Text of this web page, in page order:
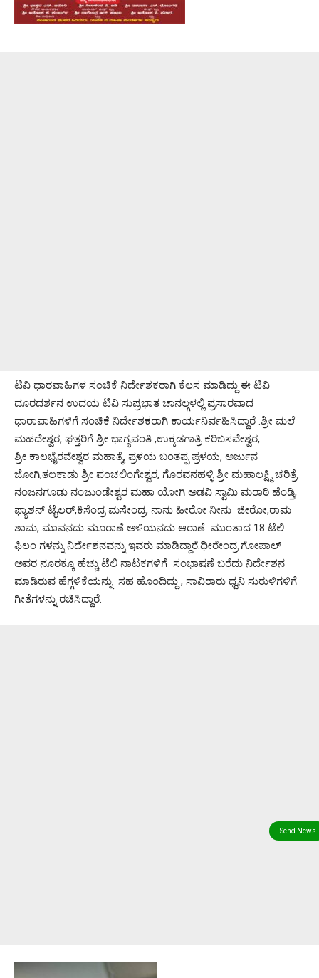
ಟಿವಿ ಧಾರವಾಹಿಗಳ ಸಂಚಿಕೆ ನಿರ್ದೇಶಕರಾಗಿ ಕೆಲಸ ಮಾಡಿದ್ದು ಈ ಟಿವಿ
ದೂರದರ್ಶನ ಉದಯ ಟಿವಿ ಸುಪ್ರಭಾತ ಚಾನಲ್ಗಳಲ್ಲಿ ಪ್ರಸಾರವಾದ
ಧಾರಾವಾಹಿಗಳಿಗೆ ಸಂಚಿಕೆ ನಿರ್ದೇಶಕರಾಗಿ ಕಾರ್ಯನಿರ್ವಹಿಸಿದ್ದಾರೆ .ಶ್ರೀ ಮಲೆ
ಮಹದೇಶ್ವರ, ಘತ್ತರಿಗೆ ಶ್ರೀ ಭಾಗ್ಯವಂತಿ ,ಉಕ್ಕಡಗಾತ್ರಿ ಕರಿಬಸವೇಶ್ವರ,
ಶ್ರೀ ಕಾಲಭೈರವೇಶ್ವರ ಮಹಾತ್ಮೆ, ಪ್ರಳಯ ಬಂತಪ್ಪ ಪ್ರಳಯ, ಅರ್ಜುನ
ಜೋಗಿ,ತಲಕಾಡು ಶ್ರೀ ಪಂಚಲಿಂಗೇಶ್ವರ, ಗೊರವನಹಳ್ಳಿ ಶ್ರೀ ಮಹಾಲಕ್ಷ್ಮಿ ಚರಿತ್ರೆ,
ನಂಜನಗೂಡು ನಂಜುಂಡೇಶ್ವರ ಮಹಾ ಯೋಗಿ ಅಡವಿ ಸ್ವಾಮಿ ಮರಾಠಿ ಹೆಂಡ್ತಿ,
ಫ್ಯಾಶನ್ ಟೈಲರ್,ಕಿಸೆಂದ್ರ ಮಸೇಂದ್ರ, ನಾನು ಹೀರೋ ನೀನು ಜೀರೋ,ರಾಮ
ಶಾಮ, ಮಾವನದು ಮೂರಾಣೆ ಅಳಿಯನದು ಆರಾಣೆ ಮುಂತಾದ 18 ಟೆಲಿ
ಫಿಲಂ ಗಳನ್ನು ನಿರ್ದೇಶನವನ್ನು ಇವರು ಮಾಡಿದ್ದಾರೆ.ಧೀರೇಂದ್ರ ಗೋಪಾಲ್
ಅವರ ನೂರಕ್ಕೂ ಹೆಚ್ಚು ಟೆಲಿ ನಾಟಕಗಳಿಗೆ ಸಂಭಾಷಣೆ ಬರೆದು ನಿರ್ದೇಶನ
ಮಾಡಿರುವ ಹೆಗ್ಗಳಿಕೆಯನ್ನು ಸಹ ಹೊಂದಿದ್ದು , ಸಾವಿರಾರು ಧ್ವನಿ ಸುರುಳಿಗಳಿಗೆ
ಗೀತೆಗಳನ್ನು ರಚಿಸಿದ್ದಾರೆ.